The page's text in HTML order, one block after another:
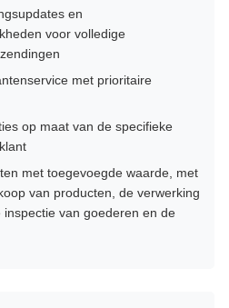
en
voor volledige
met prioritaire
op maat van de specifieke
met toegevoegde waarde, met
van producten, de verwerking
van goederen en de